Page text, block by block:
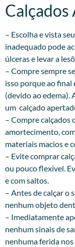
Calçados
– Escolha e vista
inadequado pode
úlceras e levar a
– Compre sempre
isso porque ao final
(devido ao edema).
um calçado
– Compre calçados
amortecimento,
materiais macios e
– Evite comprar
ou pouco flexível.
e com saltos.
– Antes de calçar o
nenhum objeto
– Imediatamente
nenhum sinais de
nenhuma